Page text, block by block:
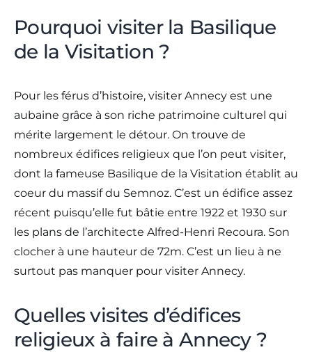
Pourquoi visiter la Basilique
de la Visitation ?
Pour les férus d’histoire, visiter Annecy est une
aubaine grâce à son riche patrimoine culturel qui
mérite largement le détour. On trouve de
nombreux édifices religieux que l’on peut visiter,
dont la fameuse Basilique de la Visitation établit au
coeur du massif du Semnoz. C’est un édifice assez
récent puisqu’elle fut bâtie entre 1922 et 1930 sur
les plans de l’architecte Alfred-Henri Recoura. Son
clocher à une hauteur de 72m. C’est un lieu à ne
surtout pas manquer pour visiter Annecy.
Quelles visites d’édifices
religieux à faire à Annecy ?